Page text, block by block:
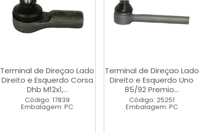
Terminal de Direçao Lado
Direito e Esquerdo Corsa
Dhb M12x1,...
Código: 17839
Embalagem: PC
Terminal de Direçao Lado
Direito e Esquerdo Uno
85/92 Premio...
Código: 25251
Embalagem: PC